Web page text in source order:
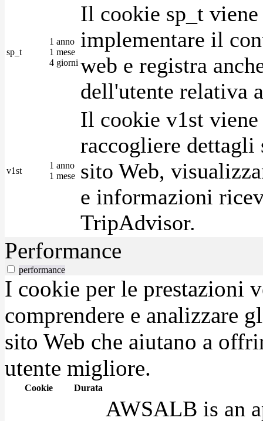
sp_t
1 anno
1 mese
4 giorni
Il cookie sp_t
implementare il
web e registra
dell'utente relativa
v1st
1 anno
1 mese
Il cookie v1st
raccogliere
sito Web,
e informazioni
TripAdvisor.
Performance
performance
I cookie per le prestazioni
comprendere e analizzare
sito Web che aiutano a
utente migliore.
Cookie Durata
AWSALB is an